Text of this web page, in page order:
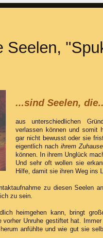
Seelen,
...sind Seelen,
aus unterschiedlichen
verlassen können und somit
gar nicht bewusst oder sie
eigentlich nach ihrem Zuhause
können. In ihrem Unglück
Und sehr oft wollen sie
Hilfe, damit sie ihren Weg ins
zu diesen Seelen
zu sein.
heimgehen kann, bringt
vorher Unruhe gestiftet hat.
anfühlte und wie gut sie